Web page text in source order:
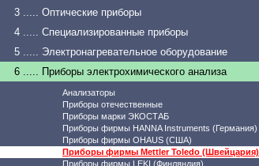
3 ..... Оптические приборы
4 ..... Специализированные приборы
5 ..... Электронагревательное оборудование
6 ..... Приборы электрохимического анализа
Анализаторы
Приборы отечественные
Приборы марки ЭКОСТАБ
Приборы фирмы HANNA Instruments (Германия)
Приборы фирмы OHAUS (США)
Приборы фирмы Mettler Toledo (Швейцария)
Приборы фирмы LEKI (Финляндия)